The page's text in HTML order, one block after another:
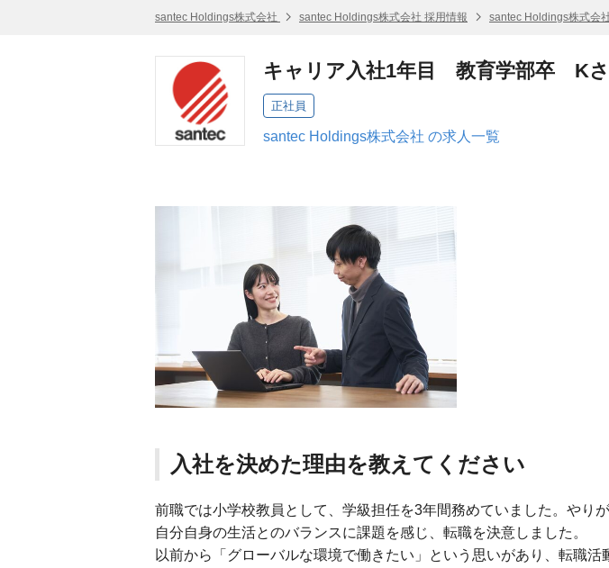
santec Holdings株式会社 santec Holdings株式会社 採用情報 santec Holdings株式会
キャリア入社1年目 教育学部卒 K
正社員
santec Holdings株式会社 の求人一覧
入社を決めた理由を教えてください
前職では小学校教員として、学級担任を3年間務めていました。やり
自分自身の生活とのバランスに課題を感じ、転職を決意しました。
以前から「グローバルな環境で働きたい」という思いがあり、転職